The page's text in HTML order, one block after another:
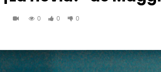
0 0 0